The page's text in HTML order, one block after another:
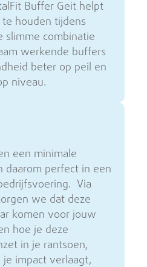
Buffer Geit helpt
houden tijdens
slimme combinatie
werkende buffers
beter op peil en
niveau.
een minimale
daarom perfect in een
Via
we dat deze
komen voor jouw
hoe je deze
in je rantsoen,
impact verlaagt,